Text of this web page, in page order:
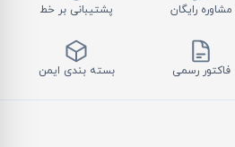
مشاوره رایگان پشتیبانی بر خط
فاکتور رسمی بسته بندی ایمن